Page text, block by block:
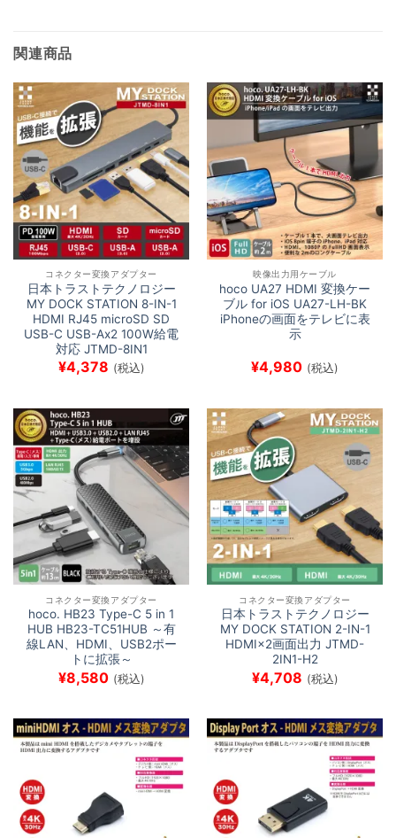
関連商品
コネクター変換アダプター
日本トラストテクノロジー
MY DOCK STATION 8-IN-1
HDMI RJ45 microSD SD
USB-C USB-Ax2 100W給電
対応 JTMD-8IN1
¥4,378 (税込)
映像出力用ケーブル
hoco UA27 HDMI 変換ケー
ブル for iOS UA27-LH-BK
iPhoneの画面をテレビに表
示
¥4,980 (税込)
コネクター変換アダプター
hoco. HB23 Type-C 5 in 1
HUB HB23-TC51HUB ～有
線LAN、HDMI、USB2ポー
トに拡張～
¥8,580 (税込)
コネクター変換アダプター
日本トラストテクノロジー
MY DOCK STATION 2-IN-1
HDMI×2画面出力 JTMD-
2IN1-H2
¥4,708 (税込)